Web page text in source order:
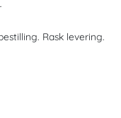
Rask levering.